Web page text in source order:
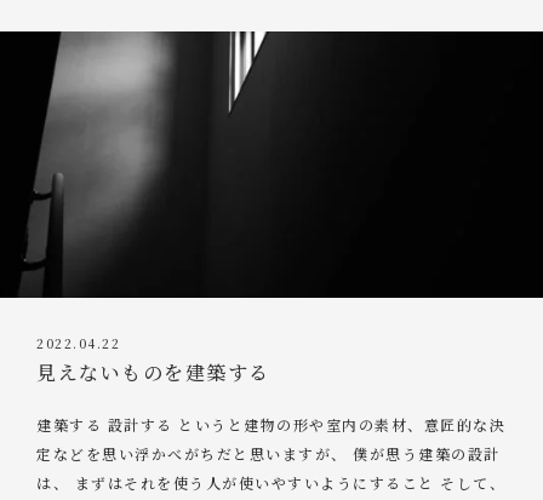
2022.04.22
見えないものを建築する
建築する 設計する というと建物の形や室内の素材、意匠的な決
定などを思い浮かべがちだと思いますが、 僕が思う建築の設計
は、 まずはそれを使う人が使いやすいようにすること そして、